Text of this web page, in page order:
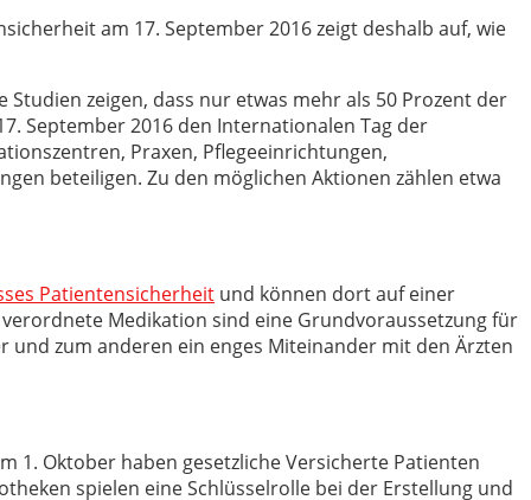
am 17. September 2016 zeigt deshalb auf, wie
zeigen, dass nur etwas mehr als 50 Prozent der
September 2016 den Internationalen Tag der
Praxen, Pflegeeinrichtungen,
beteiligen. Zu den möglichen Aktionen zählen etwa
Patientensicherheit und können dort auf einer
Medikation sind eine Grundvoraussetzung für
zum anderen ein enges Miteinander mit den Ärzten
1. Oktober haben gesetzliche Versicherte Patienten
spielen eine Schlüsselrolle bei der Erstellung und